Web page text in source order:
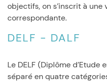
objectifs, on s’inscrit à une
correspondante.
DELF - DALF
Le DELF (Diplôme d’Etude
séparé en quatre